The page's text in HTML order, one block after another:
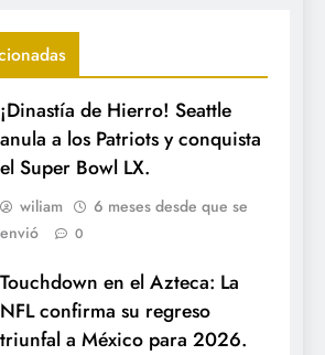
¡Dinastía de Hierro! Seattle
anula a los Patriots y conquista
el Super Bowl LX.
wiliam
6 meses desde que se
envió
0
Touchdown en el Azteca: La
NFL confirma su regreso
triunfal a México para 2026.